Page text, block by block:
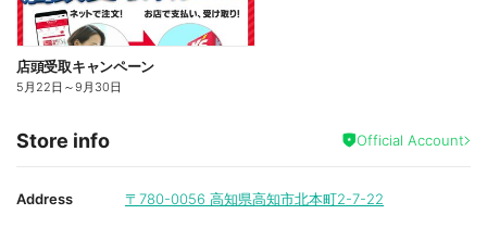
店頭受取キャンペーン
5月22日 ～9月30日
Store info Official Account
Address 〒780-0056 高知県高知市北本町2-7-22